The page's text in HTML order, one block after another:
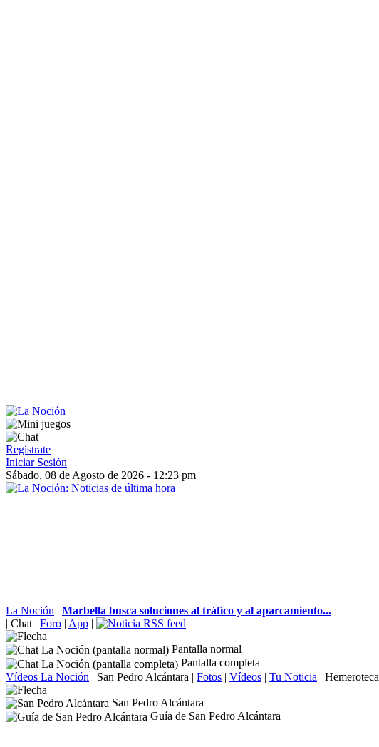
Regístrate
Iniciar Sesión
Sábado, 08 de Agosto de 2026 - 12:23 pm
La Noción | Marbella busca soluciones al tráfico y al aparcamiento...
| Chat | Foro | App |
Pantalla normal
Pantalla completa
Vídeos La Noción | San Pedro Alcántara | Fotos | Vídeos | Tu Noticia | Hemeroteca
San Pedro Alcántara
Guía de San Pedro Alcántara